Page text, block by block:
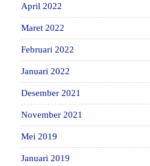
April 2022
Maret 2022
Februari 2022
Januari 2022
Desember 2021
November 2021
Mei 2019
Januari 2019